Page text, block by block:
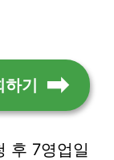
기
후 7영업일